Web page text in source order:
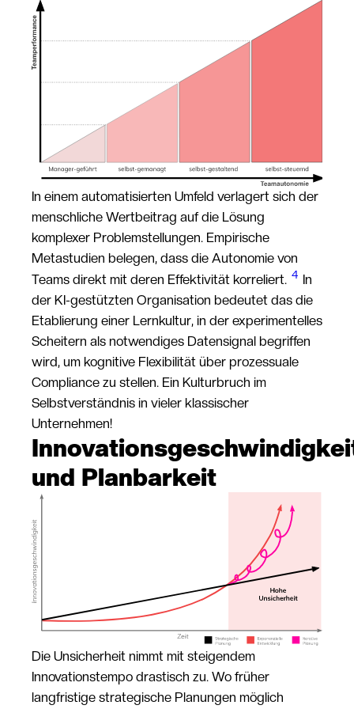
In einem automatisierten Umfeld verlagert sich der
menschliche Wertbeitrag auf die Lösung
komplexer Problemstellungen. Empirische
Metastudien belegen, dass die Autonomie von
Teams direkt mit deren Effektivität korreliert. 4 In
der KI-gestützten Organisation bedeutet das die
Etablierung einer Lernkultur, in der experimentelles
Scheitern als notwendiges Datensignal begriffen
wird, um kognitive Flexibilität über prozessuale
Compliance zu stellen. Ein Kulturbruch im
Selbstverständnis in vieler klassischer
Unternehmen!
und Planbarkeit
Die Unsicherheit nimmt mit steigendem
Innovationstempo drastisch zu. Wo früher
langfristige strategische Planungen möglich